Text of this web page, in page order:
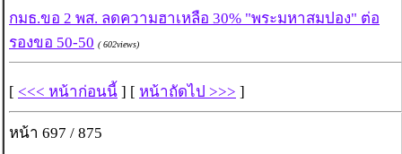
กมธ.ขอ 2 พส. ลดความฮาเหลือ 30% "พระมหาสมปอง" ต่อ
รองขอ 50-50 ( 602views)
[ <<< หน้าก่อนนี้ ] [ หน้าถัดไป >>> ]
หน้า 697 / 875